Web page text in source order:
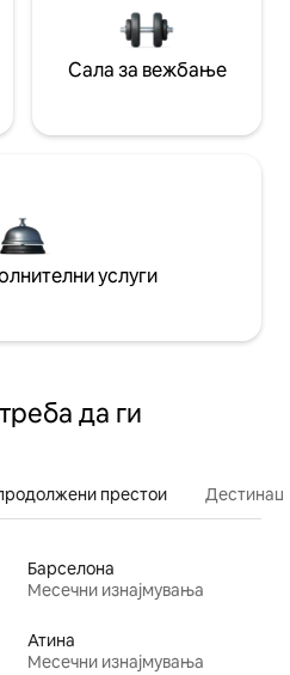
Сала за вежбање
услуги
да ги
престои
Барселона
Месечни изнајмувања
Атина
Месечни изнајмувања